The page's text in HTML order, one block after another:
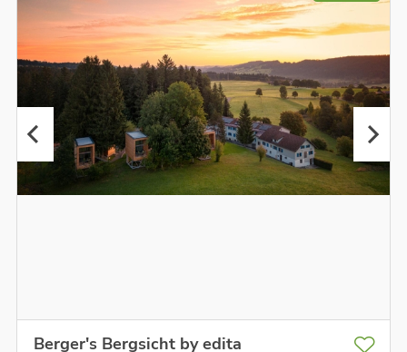
Berger's Bergsicht by edita